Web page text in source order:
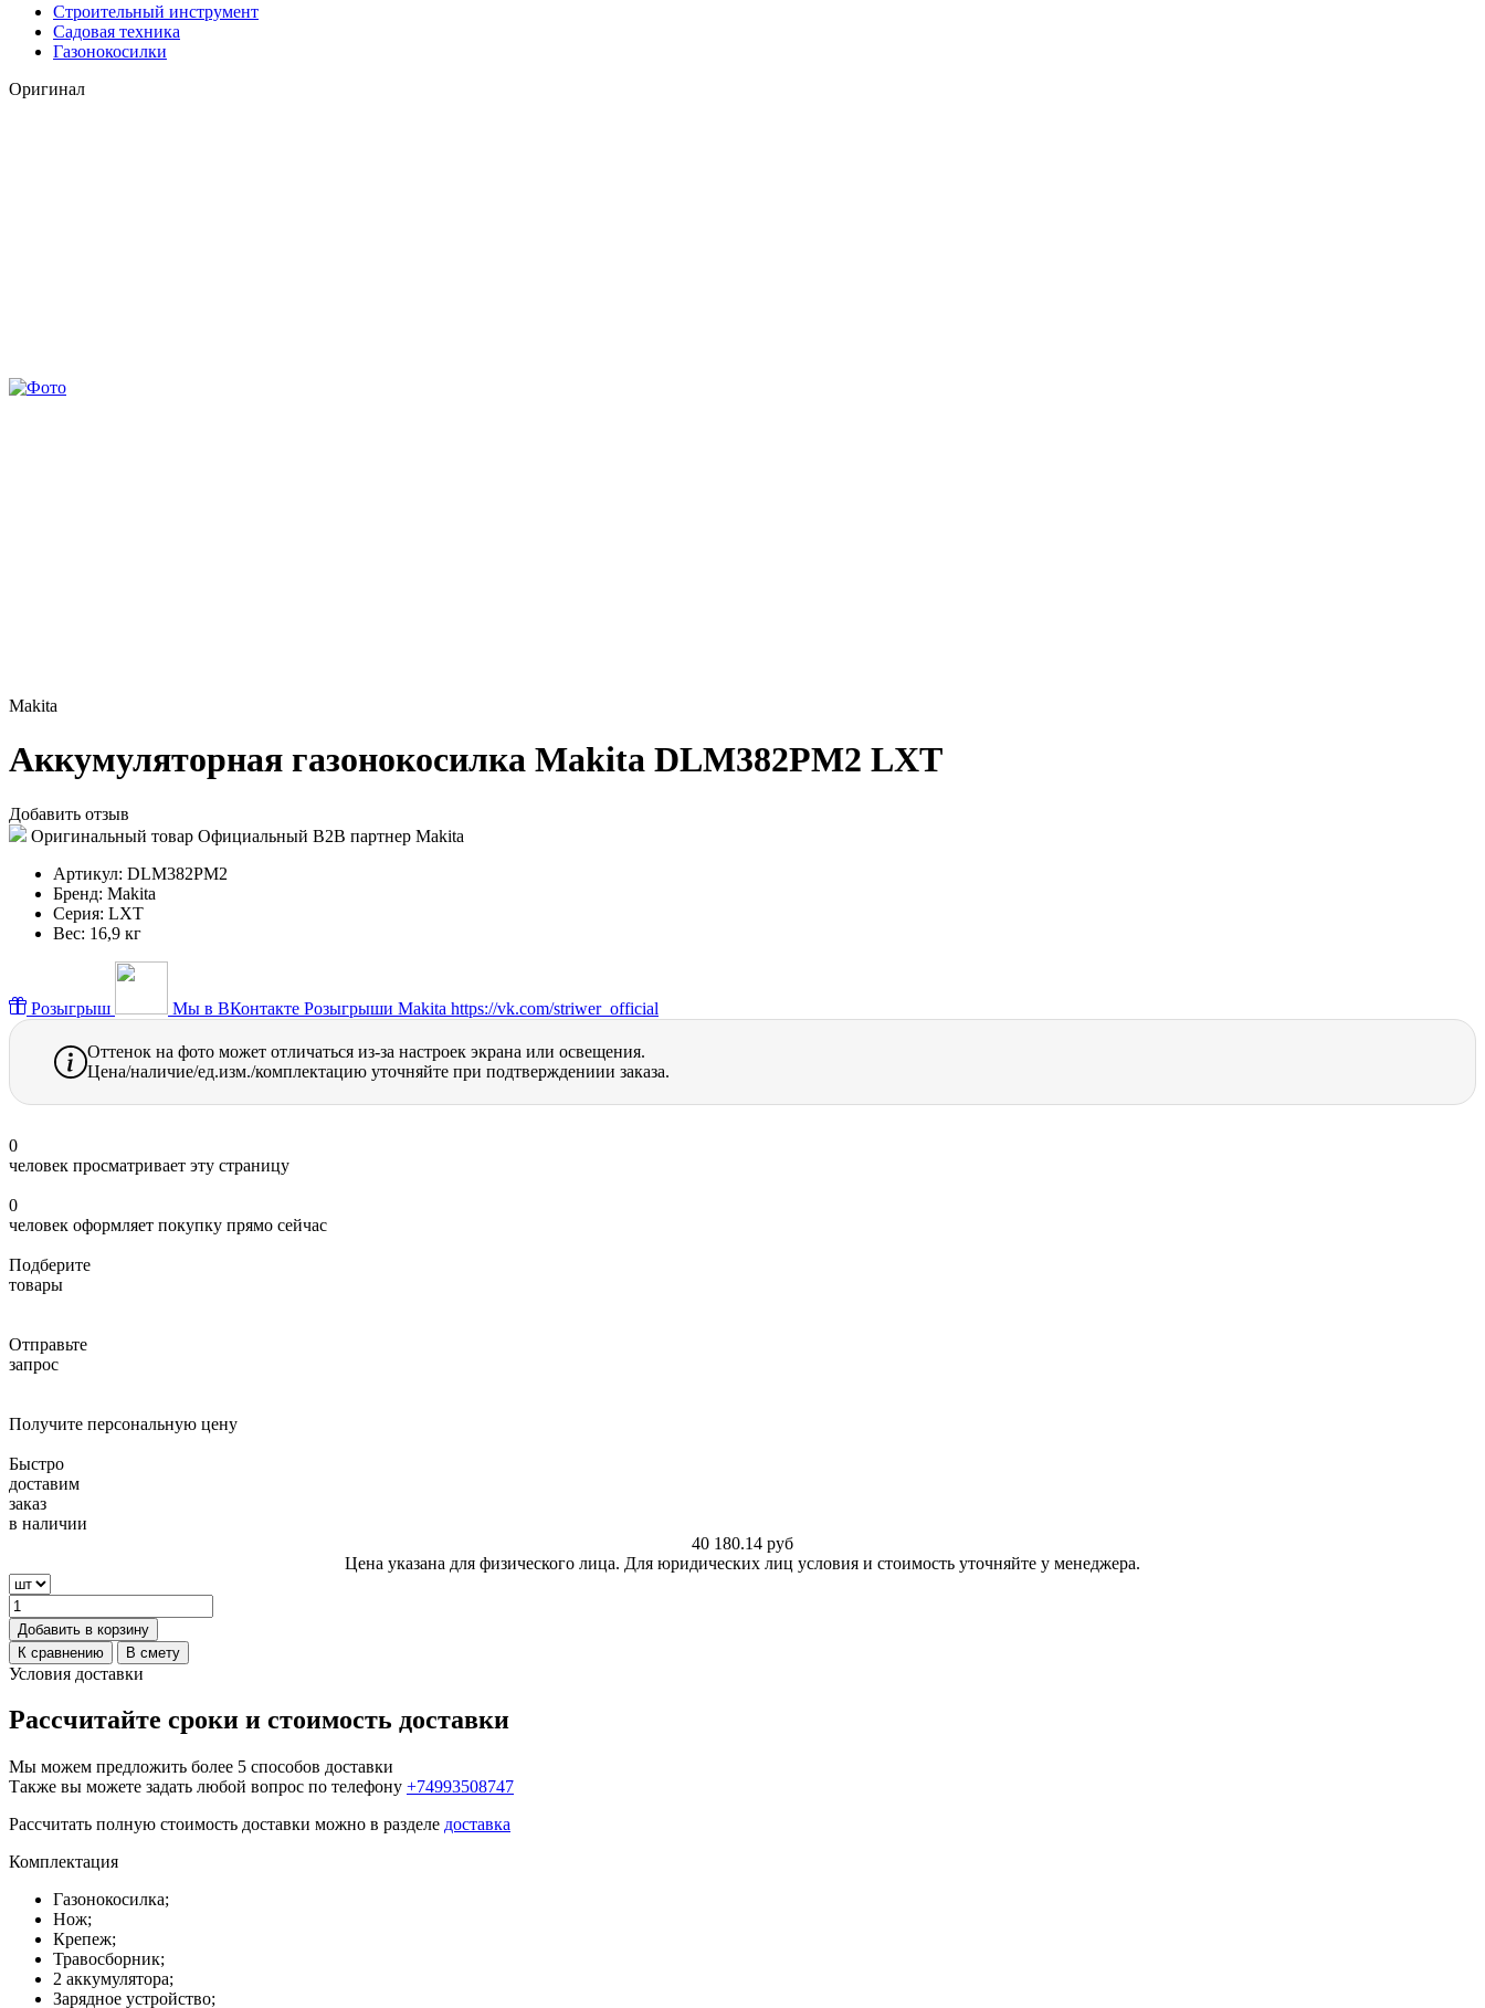
Строительный инструмент
Садовая техника
Газонокосилки
Оригинал
Makita
Аккумуляторная газонокосилка Makita DLM382PM2 LXT
Добавить отзыв
Оригинальный товар Официальный B2B партнер Makita
Артикул: DLM382PM2
Бренд: Makita
Серия: LXT
Вес: 16,9 кг
Розыгрыш Мы в ВКонтакте Розыгрыши Makita https://vk.com/striwer_official
Оттенок на фото может отличаться из-за настроек экрана или освещения.
Цена/наличие/ед.изм./комплектацию уточняйте при подтверждениии заказа.
0
человек просматривает эту страницу
0
человек оформляет покупку прямо сейчас
Подберите
товары
Отправьте
запрос
Получите персональную цену
Быстро
доставим
заказ
в наличии
40 180.14 руб
Цена указана для физического лица. Для юридических лиц условия и стоимость уточняйте у менеджера.
Добавить в корзину
К сравнению
В смету
Условия доставки
Рассчитайте сроки и стоимость доставки
Мы можем предложить более 5 способов доставки
Также вы можете задать любой вопрос по телефону +74993508747
Рассчитать полную стоимость доставки можно в разделе доставка
Комплектация
Газонокосилка;
Нож;
Крепеж;
Травосборник;
2 аккумулятора;
Зарядное устройство;